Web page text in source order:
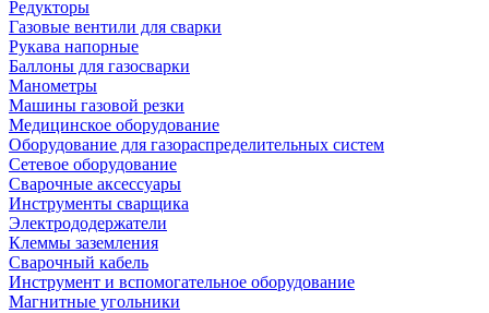
Редукторы
Газовые вентили для сварки
Рукава напорные
Баллоны для газосварки
Манометры
Машины газовой резки
Медицинское оборудование
Оборудование для газораспределительных систем
Сетевое оборудование
Сварочные аксессуары
Инструменты сварщика
Электрододержатели
Клеммы заземления
Сварочный кабель
Инструмент и вспомогательное оборудование
Магнитные угольники